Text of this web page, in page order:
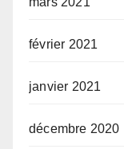
février 2021
janvier 2021
décembre 2020